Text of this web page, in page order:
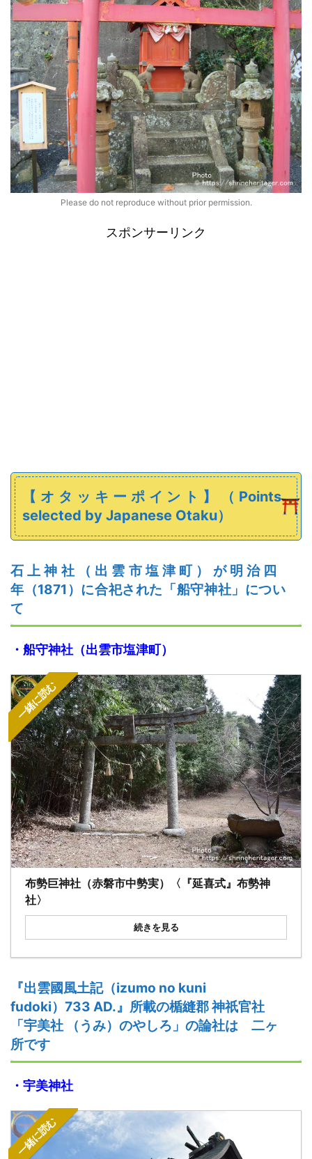
Please do not reproduce without prior permission.
スポンサーリンク
【オタッキーポイント】 （ Points
selected by Japanese Otaku）
石上神社（出雲市塩津町） が 明治四
年 （1871）に合祀された「船守神社 」 につい
て
・ 船守神社（出雲市塩津町）
一緒に読む
布勢巨神社（赤磐市中勢実）〈『延喜式』布勢神
社〉
続きを見る
『出雲國風土記（izumo no kuni
fudoki） 733 AD.』 所載の楯縫郡神祇官社
「宇美社 （うみ） のやしろ」の論社は 二ヶ
所です
・宇美神社
一緒に読む